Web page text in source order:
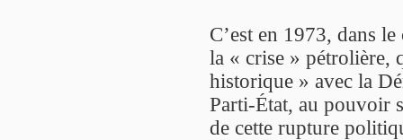
C’est en 1973, dans
la « crise » pétrolière,
historique » avec la
Parti-État, au pouvoir
de cette rupture